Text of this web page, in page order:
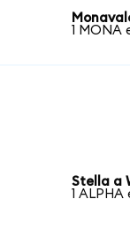
1 MONA
Stella a
1 ALPHA